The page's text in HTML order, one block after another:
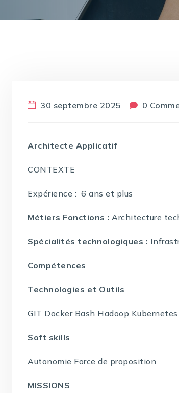
30 septembre 2025 0
Architecte Applicatif
CONTEXTE
Expérience : 6 ans et plus
Métiers Fonctions : Architecture
Spécialités technologiques :
Compétences
Technologies et Outils
GIT Docker Bash Hadoop
Soft skills
Autonomie Force de proposition
MISSIONS